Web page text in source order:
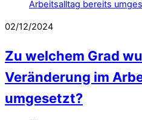
02/12/2024
Zu welchem Grad
Veränderung im
umgesetzt?